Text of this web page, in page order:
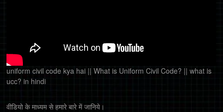
uniform civil code kya hai || What is Uniform Civil Code? || what is
ucc? in hindi
वीडियो के माध्यम से हमारे बारे में जानिये।